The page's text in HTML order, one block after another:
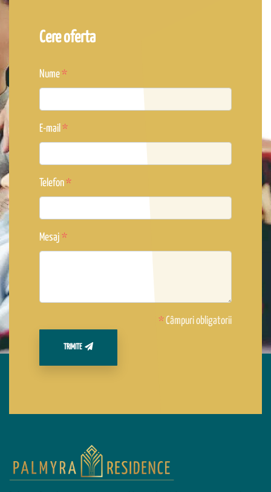
Cere oferta
Nume
E-mail
Telefon
Mesaj
*Câmpuri obligatorii
TRIMITE